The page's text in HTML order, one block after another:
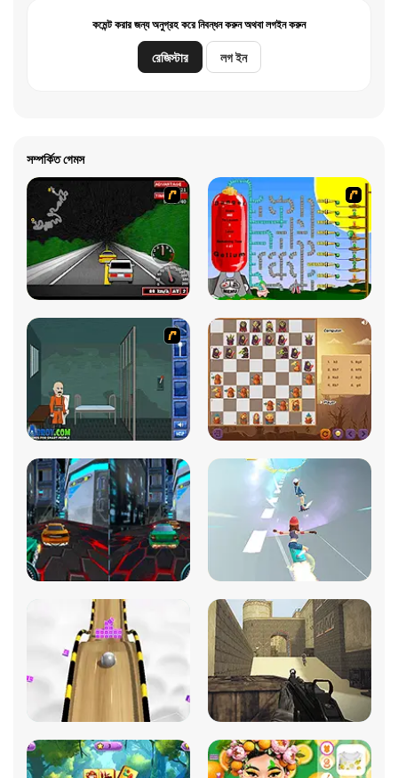
কমেন্ট করার জন্য অনুগ্রহ করে নিবন্ধন করুন অথবা লগইন করুন
রেজিস্টার লগ ইন
সম্পর্কিত গেমস